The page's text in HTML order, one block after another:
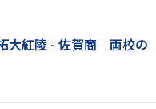
拓大紅陵 - 佐賀商 両校の